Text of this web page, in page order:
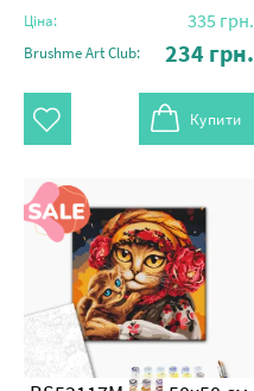
Ціна: 335 грн.
Brushme Art Club: 234 грн.
Купити